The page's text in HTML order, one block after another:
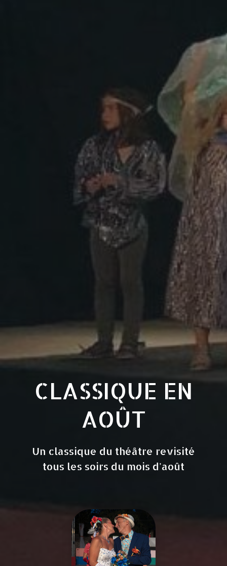
CLASSIQUE EN
AOÛT
Un classique du théâtre revisité
tous les soirs du mois d'août